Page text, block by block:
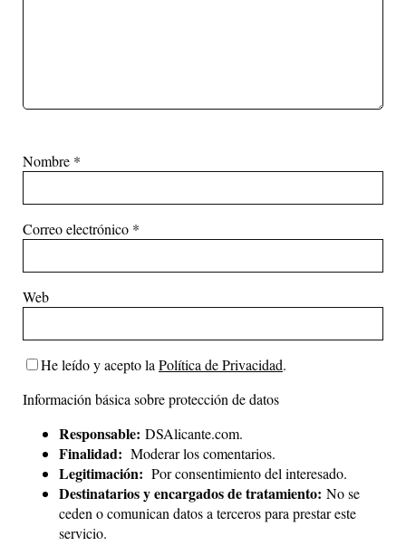
Nombre *
Correo electrónico *
Web
He leído y acepto la Política de Privacidad.
Información básica sobre protección de datos
Responsable: DSAlicante.com.
Finalidad: Moderar los comentarios.
Legitimación: Por consentimiento del interesado.
Destinatarios y encargados de tratamiento: No se
ceden o comunican datos a terceros para prestar este
servicio.